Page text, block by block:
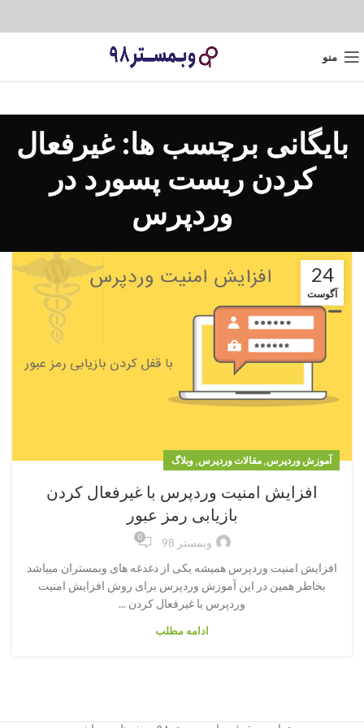
منو
بایگانی برچسب ها: غیرفعال
کردن ریست پسورد در
وردپرس
24
آگوست
آموزش وردپرس, مقالات وردپرس, وبلاگ
افزایش امنیت وردپرس با غیرفعال کردن
بازیابی رمز عبور
وبمستر 98 0
افزایش امنیت وردپرس همیشه یکی از دغدغه های وبمستران میباشد
بخاطر همین در این آموزش وردپرس برای روش افزایش امنیت
وردپرس با غیرفعال کردن ...
ادامه مطلب